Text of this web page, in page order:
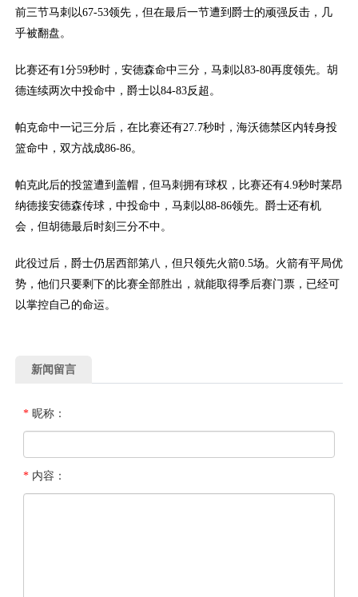
前三节马刺以67-53领先，但在最后一节遭到爵士的顽强反击，几
乎被翻盘。
比赛还有1分59秒时，安德森命中三分，马刺以83-80再度领先。胡
德连续两次中投命中，爵士以84-83反超。
帕克命中一记三分后，在比赛还有27.7秒时，海沃德禁区内转身投
篮命中，双方战成86-86。
帕克此后的投篮遭到盖帽，但马刺拥有球权，比赛还有4.9秒时莱昂
纳德接安德森传球，中投命中，马刺以88-86领先。爵士还有机
会，但胡德最后时刻三分不中。
此役过后，爵士仍居西部第八，但只领先火箭0.5场。火箭有平局优
势，他们只要剩下的比赛全部胜出，就能取得季后赛门票，已经可
以掌控自己的命运。
新闻留言
* 昵称：
* 内容：